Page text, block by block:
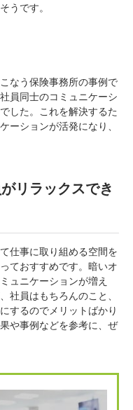
うです。
なう保険事務所の事例で
員同士のコミュニケーシ
した。これを解決するた
ーションが活発になり、
リラックスでき
仕事に取り組める空間を
ておすすめです。暗いオ
ュニケーションが増え
社員はもちろんのこと、
するのでメリットばかり
や事例などを参考に、ぜ